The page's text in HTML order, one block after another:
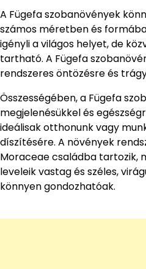
A Fügefa szobanövények
számos méretben és
igényli a világos helyet, de
tartható. A Fügefa
rendszeres öntözésre és
Összességében, a Fügefa
megjelenésükkel és
ideálisak otthonunk vagy
díszítésére. A növények
Moraceae családba tartozik,
leveleik vastag és széles,
könnyen gondozhatóak.